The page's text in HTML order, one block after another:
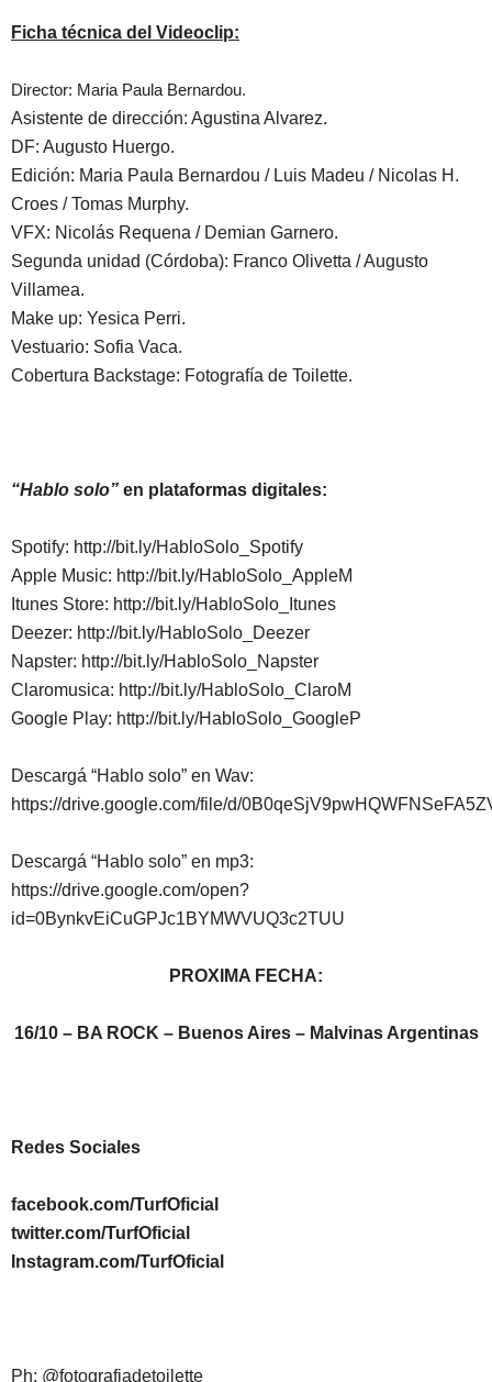
Ficha técnica del Videoclip:
Director: Maria Paula Bernardou.
Asistente de dirección: Agustina Alvarez.
DF: Augusto Huergo.
Edición: Maria Paula Bernardou / Luis Madeu / Nicolas H.
Croes / Tomas Murphy.
VFX: Nicolás Requena / Demian Garnero.
Segunda unidad (Córdoba): Franco Olivetta / Augusto
Villamea.
Make up: Yesica Perri.
Vestuario: Sofia Vaca.
Cobertura Backstage: Fotografía de Toilette.
“Hablo solo” en plataformas digitales:
Spotify: http://bit.ly/HabloSolo_Spotify
Apple Music: http://bit.ly/HabloSolo_AppleM
Itunes Store: http://bit.ly/HabloSolo_Itunes
Deezer: http://bit.ly/HabloSolo_Deezer
Napster: http://bit.ly/HabloSolo_Napster
Claromusica: http://bit.ly/HabloSolo_ClaroM
Google Play: http://bit.ly/HabloSolo_GoogleP
Descargá “Hablo solo” en Wav:
https://drive.google.com/file/d/
Descargá “Hablo solo” en mp3:
https://drive.google.com/open?
id=0BynkvEiCuGPJc1BYMWVUQ3c2TUU
PROXIMA FECHA:
16/10 – BA ROCK – Buenos Aires – Malvinas Argentinas
Redes Sociales
facebook.com/TurfOficial
twitter.com/TurfOficial
Instagram.com/TurfOficial
Ph: @fotografiadetoilette